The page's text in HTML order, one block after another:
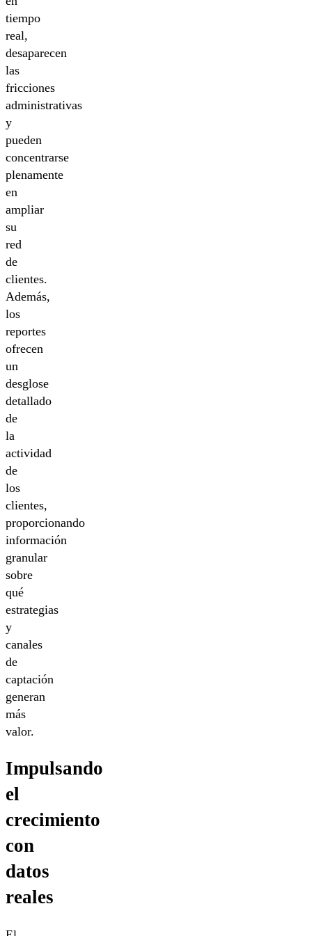
tiempo
real,
desaparecen
las
fricciones
administrativas
y
pueden
concentrarse
plenamente
en
ampliar
su
red
de
clientes.
Además,
los
reportes
ofrecen
un
desglose
detallado
de
la
actividad
de
los
clientes,
proporcionando
información
granular
sobre
qué
estrategias
y
canales
de
captación
generan
más
valor.
Impulsando
el
crecimiento
con
datos
reales